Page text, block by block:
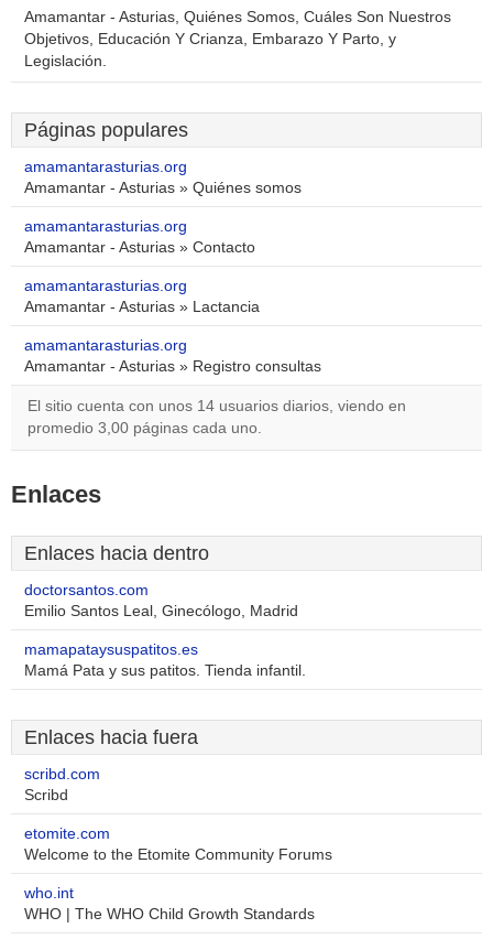
Amamantar - Asturias, Quiénes Somos, Cuáles Son Nuestros
Objetivos, Educación Y Crianza, Embarazo Y Parto, y
Legislación.
Páginas populares
amamantarasturias.org
Amamantar - Asturias » Quiénes somos
amamantarasturias.org
Amamantar - Asturias » Contacto
amamantarasturias.org
Amamantar - Asturias » Lactancia
amamantarasturias.org
Amamantar - Asturias » Registro consultas
El sitio cuenta con unos 14 usuarios diarios, viendo en
promedio 3,00 páginas cada uno.
Enlaces
Enlaces hacia dentro
doctorsantos.com
Emilio Santos Leal, Ginecólogo, Madrid
mamapataysuspatitos.es
Mamá Pata y sus patitos. Tienda infantil.
Enlaces hacia fuera
scribd.com
Scribd
etomite.com
Welcome to the Etomite Community Forums
who.int
WHO | The WHO Child Growth Standards